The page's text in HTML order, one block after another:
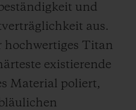
und
aus.
hochwertiges Titan
existierende
Material poliert,